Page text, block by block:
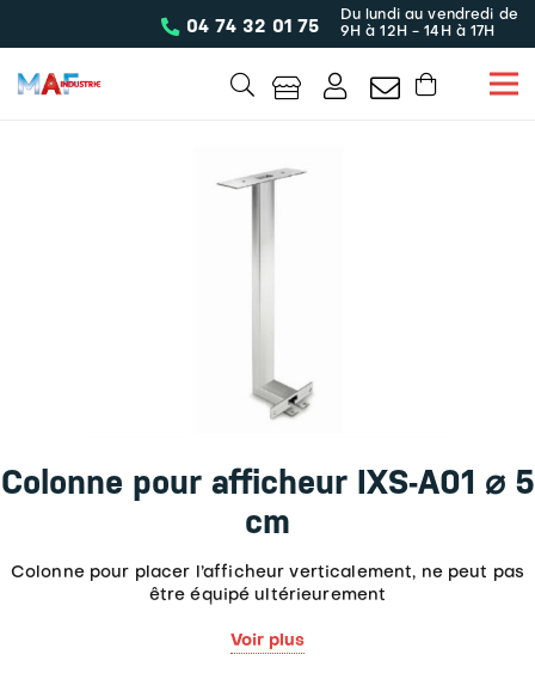
04 74 32 01 75
Du lundi au vendredi de
9H à 12H - 14H à 17H
Colonne pour afficheur IXS-A01 ⌀ 5
cm
Colonne pour placer l’afficheur verticalement, ne peut pas
être équipé ultérieurement
Hauteur de la colonne environ 50 mm
Voir plus